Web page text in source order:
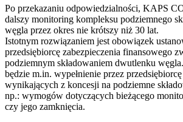
Po przekazaniu odpowiedzialności, KAPS
dalszy monitoring kompleksu podziemnego
węgla przez okres nie krótszy niż 30 lat.
Istotnym rozwiązaniem jest obowiązek
przedsiębiorcę zabezpieczenia finansowego
podziemnym składowaniem dwutlenku
będzie m.in. wypełnienie przez
wynikających z koncesji na podziemne
np.: wymogów dotyczących bieżącego
czy jego zamknięcia.